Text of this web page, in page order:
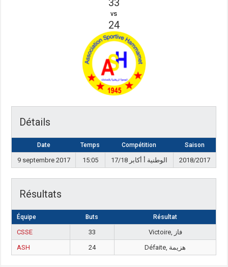
33
vs
24
Détails
Date Temps Compétition Saison
9 septembre 2017 15:05 الوطنية أ أكابر 17/18 2018/2017
Résultats
Équipe Buts Résultat
CSSE 33
Victoire, فاز
ASH
24 Défaite, هزيمة